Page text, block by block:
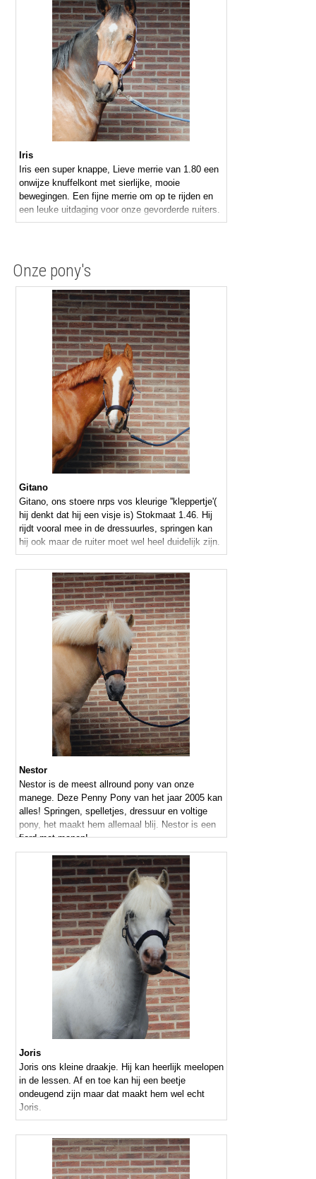
Iris
Iris een super knappe, Lieve merrie van 1.80 een
onwijze knuffelkont met sierlijke, mooie
bewegingen. Een fijne merrie om op te rijden en
een leuke uitdaging voor onze gevorderde ruiters.
Onze pony's
Gitano
Gitano, ons stoere nrps vos kleurige ''kleppertje'(
hij denkt dat hij een visje is) Stokmaat 1.46. Hij
rijdt vooral mee in de dressuurles, springen kan
hij ook maar de ruiter moet wel heel duidelijk zijn.
Nestor
Nestor is de meest allround pony van onze
manege. Deze Penny Pony van het jaar 2005 kan
alles! Springen, spelletjes, dressuur en voltige
pony, het maakt hem allemaal blij. Nestor is een
fjord met manen!
Joris
Joris ons kleine draakje. Hij kan heerlijk meelopen
in de lessen. Af en toe kan hij een beetje
ondeugend zijn maar dat maakt hem wel echt
Joris.